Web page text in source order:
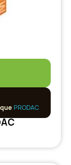
PRODAC